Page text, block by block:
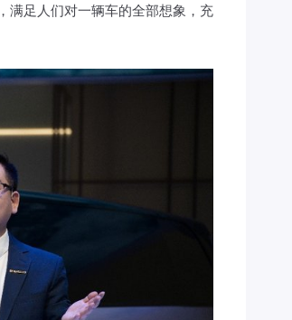
满足人们对一辆车的全部想象，充